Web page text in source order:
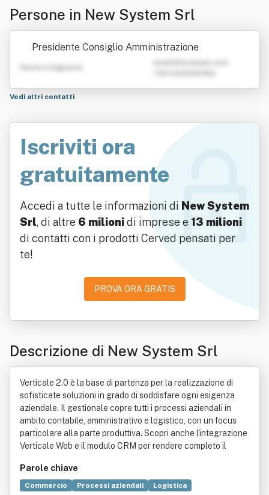
Persone in New System Srl
Presidente Consiglio Amministrazione
Nome e Cognome
Vedi altri contatti
Iscriviti ora
gratuitamente
Accedi a tutte le informazioni di New System
Srl, di altre 6 milionidi imprese e 13 milioni
di contatti con i prodotti Cerved pensati per
te!
PROVA ORA GRATIS
Descrizione di New System Srl
Verticale 2.0 è la base di partenza per la realizzazione di
sofisticate soluzioni in grado di soddisfare ogni esigenza
aziendale. Il gestionale copre tutti i processi aziendali in
ambito contabile, amministrativo e logistico, con un focus
particolare alla parte produttiva. Scopri anche l'integrazione
Verticale Web e il modulo CRM per rendere completo il
Parole chiave
Commercio Processi aziendali
Logistica